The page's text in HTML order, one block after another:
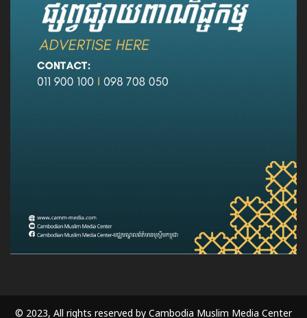
© 2023, All rights reserved by Cambodia Muslim Media Center